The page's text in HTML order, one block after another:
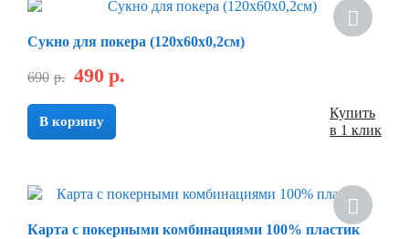
Сукно для покера (120х60х0,2см)
690 р. 490 р.
В корзину
Купить
в 1 клик
Карта с покерными комбинациями 100% пластик